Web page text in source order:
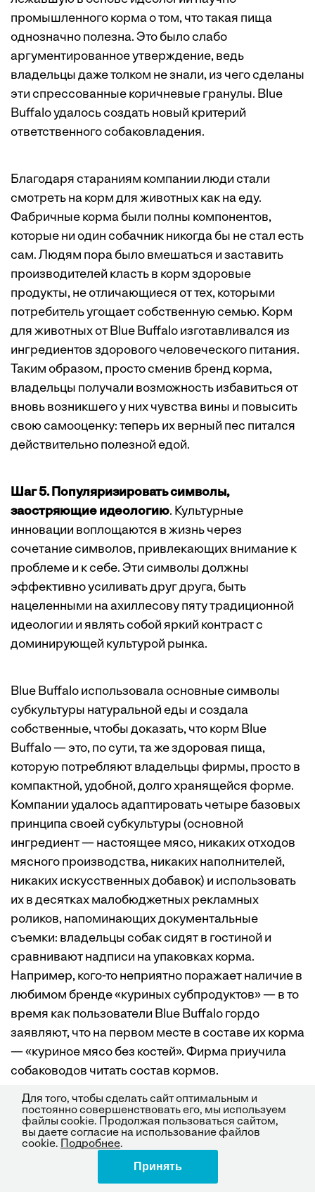
промышленного корма о том, что такая пища
однозначно полезна. Это было слабо
аргументированное утверждение, ведь
владельцы даже толком не знали, из чего сделаны
эти спрессованные коричневые гранулы. Blue
Buffalo удалось создать новый критерий
ответственного собаковладения.
Благодаря стараниям компании люди стали
смотреть на корм для животных как на еду.
Фабричные корма были полны компонентов,
которые ни один собачник никогда бы не стал есть
сам. Людям пора было вмешаться и заставить
производителей класть в корм здоровые
продукты, не отличающиеся от тех, которыми
потребитель угощает собственную семью. Корм
для животных от Blue Buffalo изготавливался из
ингредиентов здорового человеческого питания.
Таким образом, просто сменив бренд корма,
владельцы получали возможность избавиться от
вновь ­возникшего у них чувства вины и повысить
свою ­самооценку: теперь их верный пес питался
действительно полезной едой.
Шаг 5. Популяризировать символы,
заостряющие идеологию. Культурные
инновации воплощаются в жизнь через
сочетание символов, привлекающих внимание к
проблеме и к себе. Эти символы должны
эффективно усиливать друг друга, быть
нацеленными на ахиллесову пяту традиционной
идеологии и являть собой яркий контраст с
доминирующей культурой рынка.
Blue Buffalo использовала основные символы
субкультуры натуральной еды и создала
собственные, чтобы доказать, что корм Blue
Buffalo — это, по сути, та же здоровая пища,
которую потребляют владельцы фирмы, просто в
компактной, удобной, долго хранящейся форме.
Компании удалось адаптировать четыре базовых
принципа своей субкультуры (основной
ингредиент — настоящее мясо, никаких отходов
мясного производства, никаких наполнителей,
никаких искусственных добавок) и использовать
их в десятках малобюджетных рекламных
роликов, напоминающих документальные
съемки: владельцы собак сидят в гостиной и
сравнивают надписи на упаковках корма.
Например, кого-то неприятно поражает наличие в
любимом бренде «куриных субпродуктов» — в то
время как пользователи Blue Buffalo гордо
заявляют, что на первом месте в составе их корма
— «куриное мясо без костей». Фирма приучила
собаководов читать состав кормов.
При этом у Blue Buffalo была своя разработка
особо полезного корма — маленькие
LifeSource Bits с добавлением голубики, льняного
Для того, чтобы сделать сайт оптимальным и
постоянно совершенствовать его, мы используем
файлы cookie. Продолжая пользоваться сайтом,
вы даете согласие на использование файлов
cookie.
Подробнее.
Принять